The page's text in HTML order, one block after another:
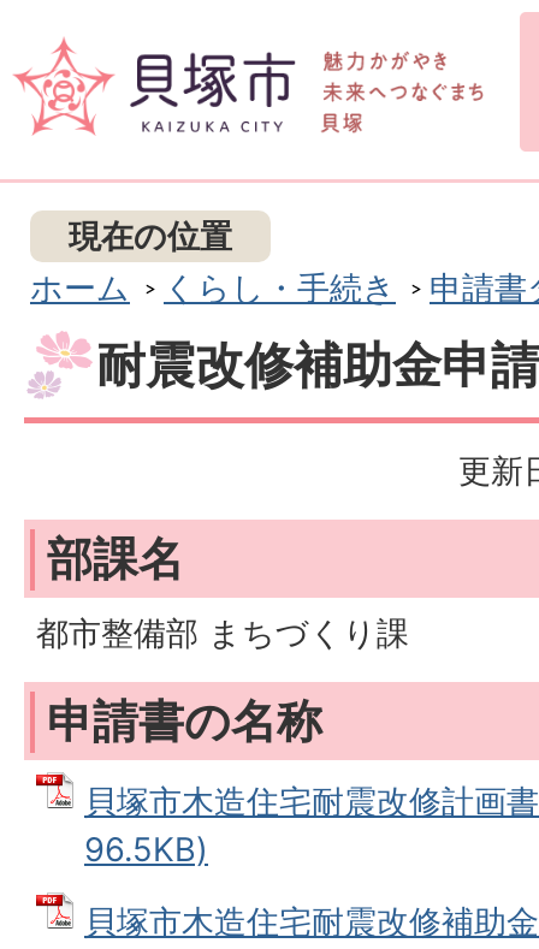
現在の位置
ホーム
くらし・手続き 申請書
耐震改修補助金申
更新
部課名
都市整備部 まちづくり課
申請書の名称
貝塚市木造住宅耐震改修計画
96.5KB)
貝塚市木造住宅耐震改修補助